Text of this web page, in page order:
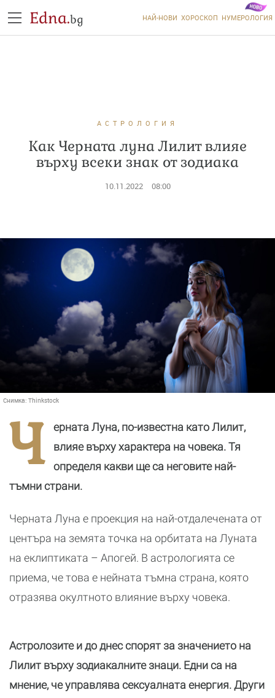
Edna.bg НАЙ-НОВИ ХОРОСКОП НУМЕРОЛОГИЯ
АСТРОЛОГИЯ
Как Черната луна Лилит влияе
върху всеки знак от зодиака
10.11.2022 08:00
Снимка: Thinkstock
Ч
ерната Луна, по-известна като Лилит,
влияе върху характера на човека. Тя
определя какви ще са неговите най-
тъмни страни.
Черната Луна е проекция на най-отдалечената от
центъра на земята точка на орбитата на Луната
на еклиптиката – Апогей. В астрологията се
приема, че това е нейната тъмна страна, която
отразява окултното влияние върху човека.
Астролозите и до днес спорят за значението на
Лилит върху зодиакалните знаци. Едни са на
мнение, че управлява сексуалната енергия. Други